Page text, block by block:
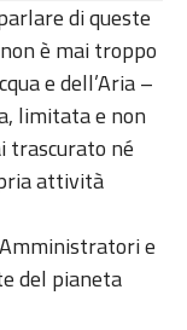
di queste
è mai troppo
e dell’Aria –
limitata e non
trascurato né
attività
e
del pianeta